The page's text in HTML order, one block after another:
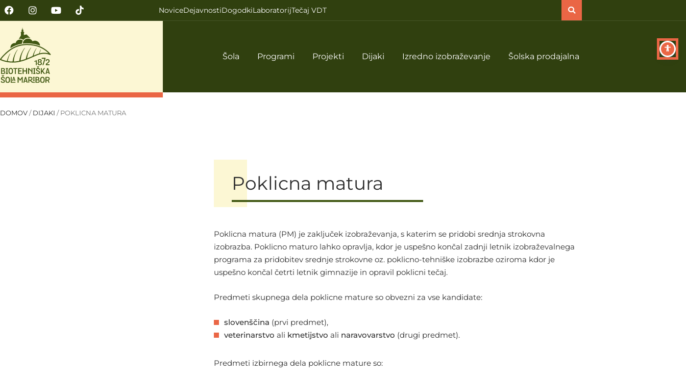
NoviceDejavnostiDogodkiLaboratorijTečaj VDT
Šola Programi Projekti Dijaki Izredno izobraževanje Šolska prodajalna
DOMOV / DIJAKI / POKLICNA MATURA
Poklicna matura
Poklicna matura (PM) je zaključek izobraževanja, s katerim se pridobi srednja strokovna
izobrazba. Poklicno maturo lahko opravlja, kdor je uspešno končal zadnji letnik izobraževalnega
programa za pridobitev srednje strokovne oz. poklicno-tehniške izobrazbe oziroma kdor je
uspešno končal četrti letnik gimnazije in opravil poklicni tečaj.
Predmeti skupnega dela poklicne mature so obvezni za vse kandidate:
slovenščina (prvi predmet),
veterinarstvo ali kmetijstvo ali naravovarstvo (drugi predmet).
Predmeti izbirnega dela poklicne mature so: